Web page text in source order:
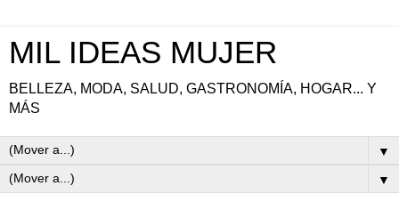
MIL IDEAS MUJER
BELLEZA, MODA, SALUD, GASTRONOMÍA, HOGAR... Y
MÁS
▼
▼